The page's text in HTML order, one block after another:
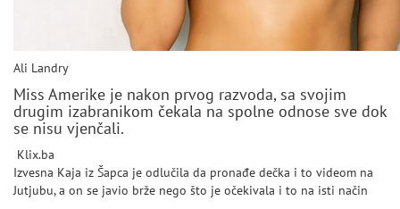
Ali Landry
Miss Amerike je nakon prvog razvoda, sa svojim
drugim izabranikom čekala na spolne odnose sve dok
se nisu vjenčali.
Klix.ba
Izvesna Kaja iz Šapca je odlučila da pronađe dečka i to videom na
Jutjubu, a on se javio brže nego što je očekivala i to na isti način